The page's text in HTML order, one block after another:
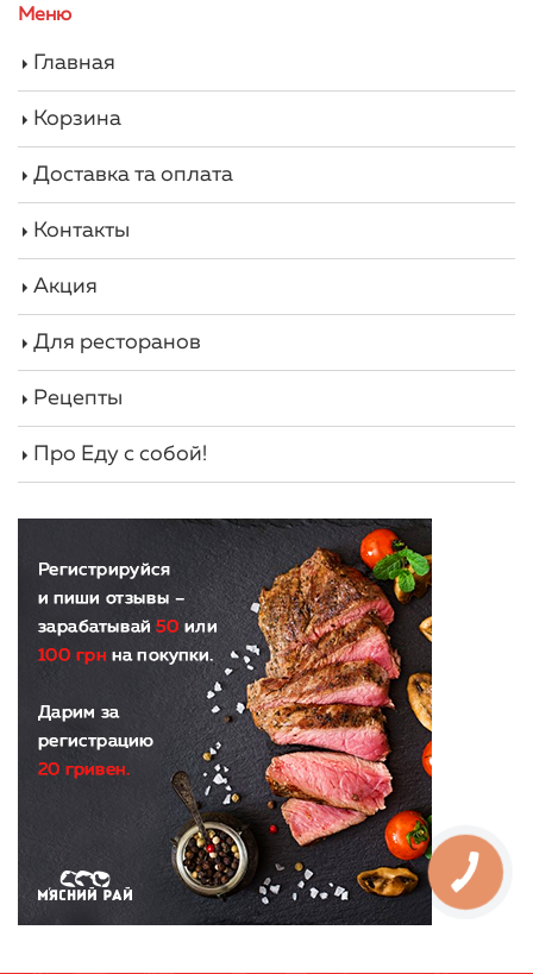
Меню
Главная
Корзина
Доставка та оплата
Контакты
Акция
Для ресторанов
Рецепты
Про Еду с собой!
КНОПКА
ЗВ'ЯЗКУ